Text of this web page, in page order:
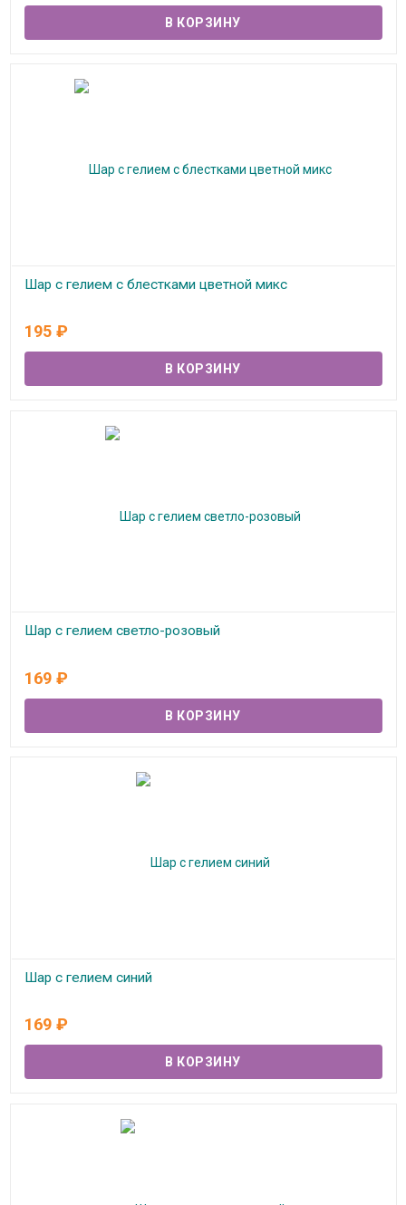
Шар с гелием с блестками цветной микс
195 ₽
Шар с гелием светло-розовый
169 ₽
Шар с гелием синий
169 ₽